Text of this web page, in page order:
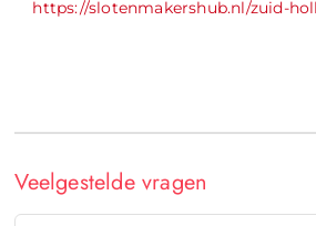
https://slotenmakershub.nl/zuid-
Veelgestelde vragen